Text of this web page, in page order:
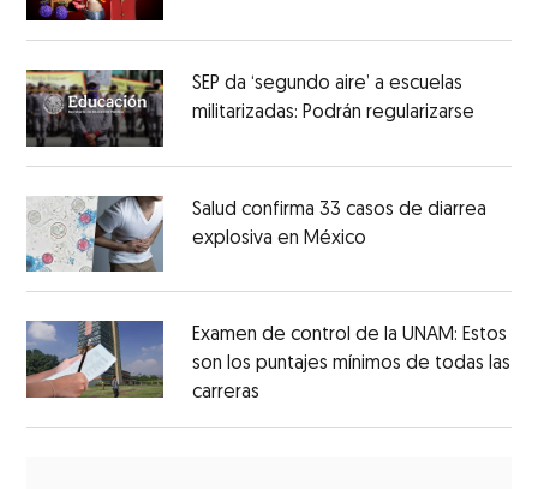
SEP da ‘segundo aire’ a escuelas
militarizadas: Podrán regularizarse
Salud confirma 33 casos de diarrea
explosiva en México
Examen de control de la UNAM: Estos
son los puntajes mínimos de todas las
carreras